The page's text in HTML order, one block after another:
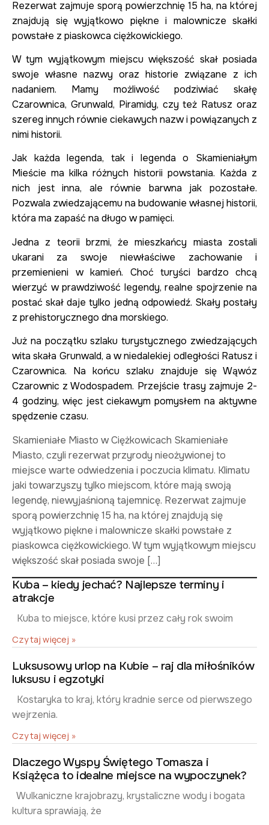
Rezerwat zajmuje sporą powierzchnię 15 ha, na której
znajdują się wyjątkowo piękne i malownicze skałki
powstałe z piaskowca ciężkowickiego.
W tym wyjątkowym miejscu większość skał posiada
swoje własne nazwy oraz historie związane z ich
nadaniem. Mamy możliwość podziwiać skałę
Czarownica, Grunwald, Piramidy, czy też Ratusz oraz
szereg innych równie ciekawych nazw i powiązanych z
nimi historii.
Jak każda legenda, tak i legenda o Skamieniałym
Mieście ma kilka różnych historii powstania. Każda z
nich jest inna, ale równie barwna jak pozostałe.
Pozwala zwiedzającemu na budowanie własnej historii,
która ma zapaść na długo w pamięci.
Jedna z teorii brzmi, że mieszkańcy miasta zostali
ukarani za swoje niewłaściwe zachowanie i
przemienieni w kamień. Choć turyści bardzo chcą
wierzyć w prawdziwość legendy, realne spojrzenie na
postać skał daje tylko jedną odpowiedź. Skały postały
z prehistorycznego dna morskiego.
Już na początku szlaku turystycznego zwiedzających
wita skała Grunwald, a w niedalekiej odległości Ratusz i
Czarownica. Na końcu szlaku znajduje się Wąwóz
Czarownic z Wodospadem. Przejście trasy zajmuje 2-
4 godziny, więc jest ciekawym pomysłem na aktywne
spędzenie czasu.
Skamieniałe Miasto w Ciężkowicach​ Skamieniałe
Miasto, czyli rezerwat przyrody nieożywionej to
miejsce warte odwiedzenia i poczucia klimatu. Klimatu
jaki towarzyszy tylko miejscom, które mają swoją
legendę, niewyjaśnioną tajemnicę. Rezerwat zajmuje
sporą powierzchnię 15 ha, na której znajdują się
wyjątkowo piękne i malownicze skałki powstałe z
piaskowca ciężkowickiego. W tym wyjątkowym miejscu
większość skał posiada swoje […]
Kuba – kiedy jechać? Najlepsze terminy i
atrakcje
Kuba to miejsce, które kusi przez cały rok swoim
Czytaj więcej »
Luksusowy urlop na Kubie – raj dla miłośników
luksusu i egzotyki
Kostaryka to kraj, który kradnie serce od pierwszego
wejrzenia.
Czytaj więcej »
Dlaczego Wyspy Świętego Tomasza i
Książęca to idealne miejsce na wypoczynek?
Wulkaniczne krajobrazy, krystaliczne wody i bogata
kultura sprawiają, że